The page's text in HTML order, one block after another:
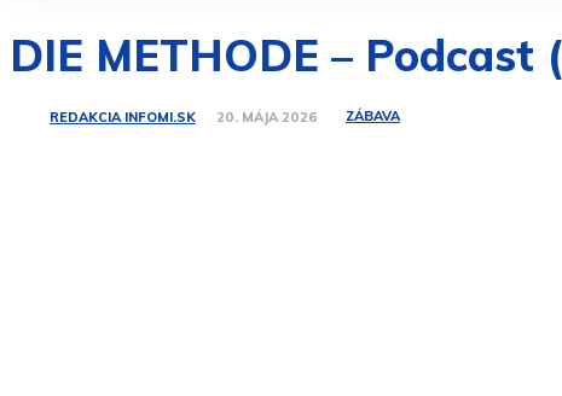
DIE METHODE – Podcast
REDAKCIA INFOMI.SK 20. MÁJA 2026 ZÁBAVA